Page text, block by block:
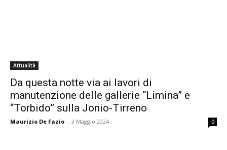
Attualità
Da questa notte via ai lavori di
manutenzione delle gallerie “Limina” e
“Torbido” sulla Jonio-Tirreno
Maurizio De Fazio - 3 Maggio 2024 0